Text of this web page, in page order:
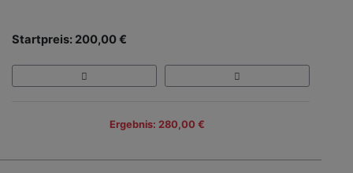
Startpreis: 200,00 €
Ergebnis: 280,00 €